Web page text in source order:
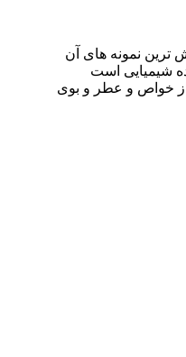
ترین نمونه های آن
شیمیایی است
از خواص و عطر و بوی